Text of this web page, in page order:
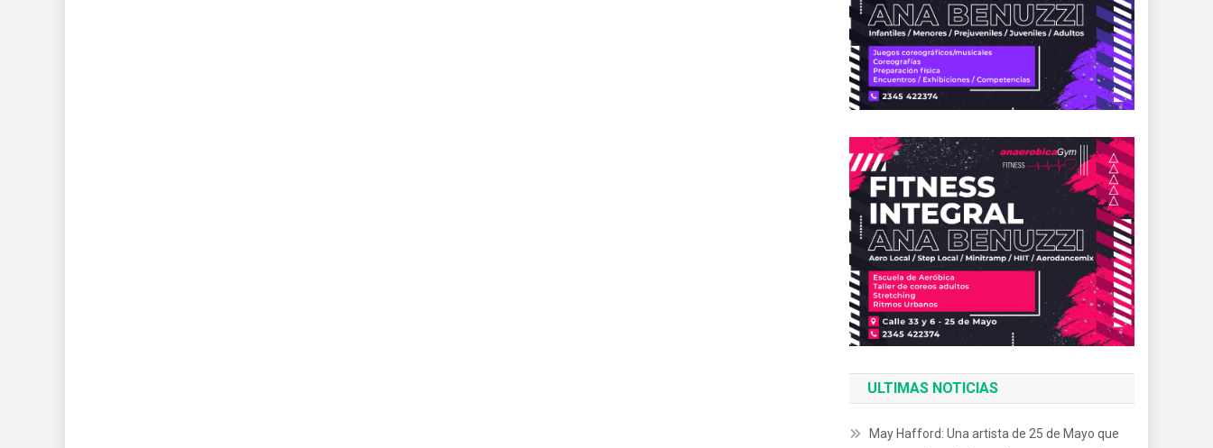
ULTIMAS NOTICIAS
May Hafford: Una artista de 25 de Mayo que